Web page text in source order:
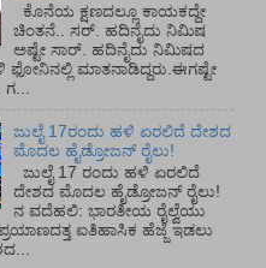
ಕೊನೆಯ ಕ್ಷಣದಲ್ಲೂ ಕಾಯಕದ್ದೇ
ಚಿಂತನೆ.. ಸರ್.‌ ಹದಿನೈದು ನಿಮಿಷ
ಅಷ್ಟೇ ಸಾರ್.‌ ಹದಿನೈದು ನಿಮಿಷದ
ಫೋನಿನಲ್ಲಿ ಮಾತನಾಡಿದ್ದರು.ಈಗಷ್ಟೇ
ಜುಲೈ 17ರಂದು ಹಳಿ ಏರಲಿದೆ ದೇಶದ
ಮೊದಲ ಹೈಡ್ರೋಜನ್ ರೈಲು!
ಜುಲೈ 17 ರಂದು ಹಳಿ ಏರಲಿದೆ
ದೇಶದ ಮೊದಲ ಹೈಡ್ರೋಜನ್ ರೈಲು!
ನ ವದೆಹಲಿ: ಭಾರತೀಯ ರೈಲ್ವೆಯು
ಐತಿಹಾಸಿಕ ಹೆಜ್ಜೆ ಇಡಲು